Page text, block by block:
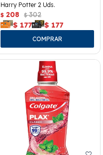
Harry Potter 2 Uds.
$ 208 $ 302
$ 177 $ 177